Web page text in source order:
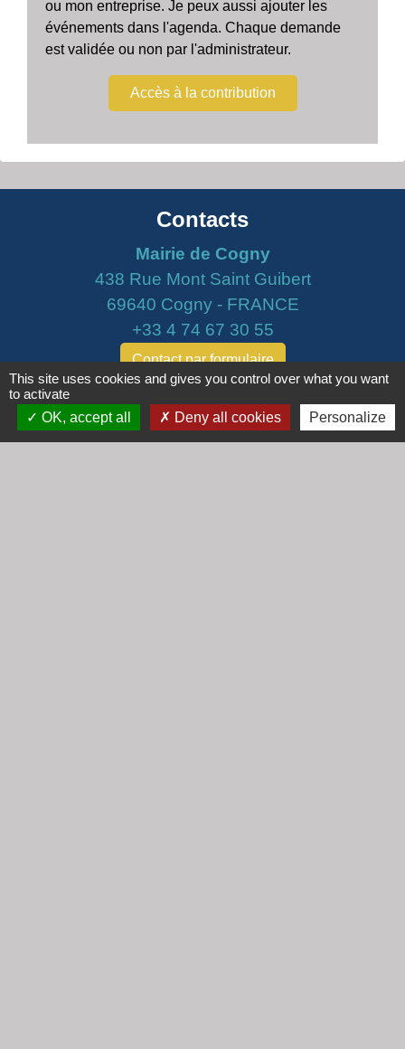
ou mon entreprise. Je peux aussi ajouter les
événements dans l'agenda. Chaque demande
est validée ou non par l'administrateur.
Accès à la contribution
Contacts
Mairie de Cogny
438 Rue Mont Saint Guibert
69640 Cogny - FRANCE
+33 4 74 67 30 55
Contact par formulaire
Horaires
Lundi : 16h30 - 18h30
This site uses cookies and gives you control over what you want
to activate
OK, accept all
Deny all cookies Personalize